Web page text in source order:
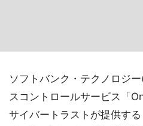
ソフトバンク・テクノロジ
スコントロールサービス「
サイバートラストが提供す